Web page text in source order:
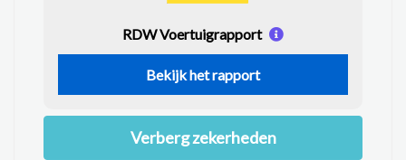
RDW Voertuigrapport
Bekijk het rapport
Verberg zekerheden